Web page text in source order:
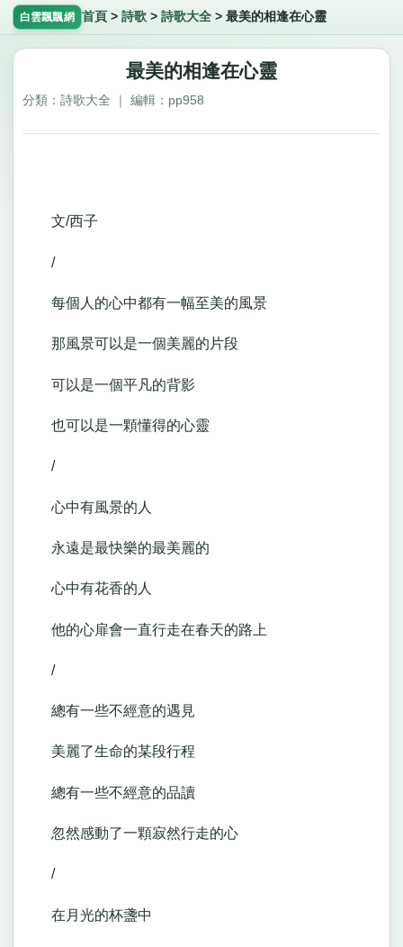
白雲飄飄網 首頁 > 詩歌> 詩歌大全> 最美的相逢在心靈
最美的相逢在心靈
分類：詩歌大全 ｜ 編輯：pp958
文/西子
/
每個人的心中都有一幅至美的風景
那風景可以是一個美麗的片段
可以是一個平凡的背影
也可以是一顆懂得的心靈
/
心中有風景的人
永遠是最快樂的最美麗的
心中有花香的人
他的心扉會一直行走在春天的路上
/
總有一些不經意的遇見
美麗了生命的某段行程
總有一些不經意的品讀
忽然感動了一顆寂然行走的心
/
在月光的杯盞中